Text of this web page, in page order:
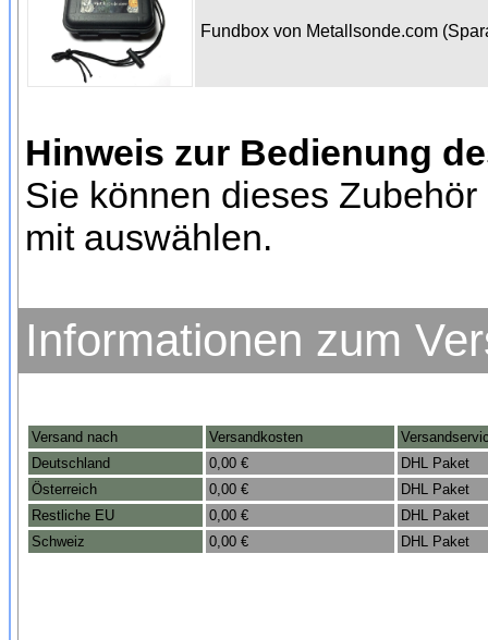
Fundbox von Metallsonde.com
Hinweis zur Bedienung
Sie können dieses
mit auswählen.
Informationen zum
Versand nach Versandkosten
Deutschland
0,00 €
DHL Paket
Österreich
0,00 €
DHL Paket
Restliche EU
0,00 €
DHL Paket
Schweiz
0,00 € DHL Paket